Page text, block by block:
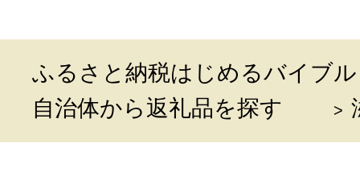
ふるさと納税はじめるバイブル
自治体から返礼品を探す